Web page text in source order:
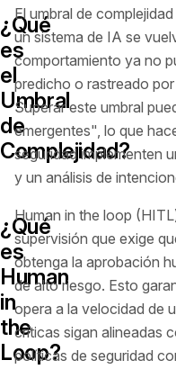
¿Qué
es
el
Umbral
de
Complejidad?
El umbral de
un sistema de IA se
comportamiento ya no
predicho o rastreado
Superar este umbral
emergentes", lo que
seguridad implementen
y un análisis de
¿Qué
es
Human
in
the
Loop?
Human in the loop
supervisión que exige
obtenga la aprobación
de alto riesgo. Esto
opera a la velocidad de
críticas sigan alineadas
políticas de seguridad